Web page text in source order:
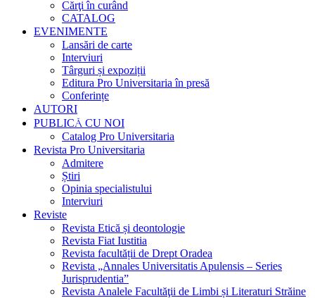
Cărţi în curând
CATALOG
EVENIMENTE
Lansări de carte
Interviuri
Târguri și expoziții
Editura Pro Universitaria în presă
Conferințe
AUTORI
PUBLICĂ CU NOI
Catalog Pro Universitaria
Revista Pro Universitaria
Admitere
Știri
Opinia specialistului
Interviuri
Reviste
Revista Etică și deontologie
Revista Fiat Iustitia
Revista facultății de Drept Oradea
Revista „Annales Universitatis Apulensis – Series
Jurisprudentia”
Revista Analele Facultăţii de Limbi și Literaturi Străine